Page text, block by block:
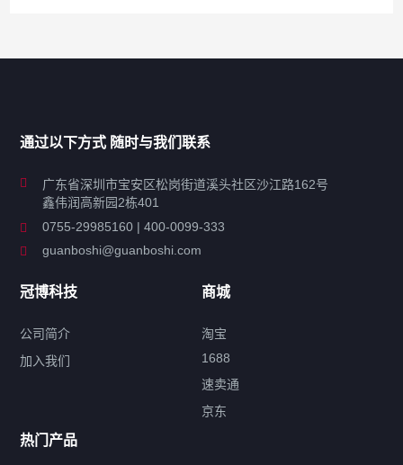
工业超声波清洗设备
特种超声波洗净产品
超声波配件
产品标签
通过以下方式 随时与我们联系
广东省深圳市宝安区松岗街道溪头社区沙江路162号
鑫伟润高新园2栋401
0755-29985160 | 400-0099-333
guanboshi@guanboshi.com
冠博科技
公司简介
加入我们
商城
淘宝
1688
速卖通
京东
热门产品